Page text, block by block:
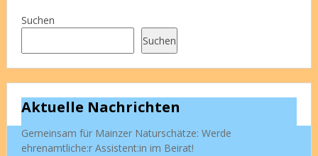
Suchen
Suchen
Aktuelle Nachrichten
Gemeinsam für Mainzer Naturschätze: Werde
ehrenamtliche:r Assistent:in im Beirat!